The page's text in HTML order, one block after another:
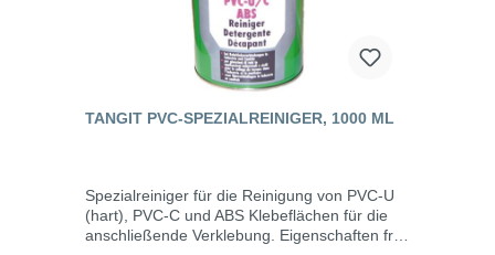
TANGIT PVC-SPEZIALREINIGER, 1000 ML
Spezialreiniger für die Reinigung von PVC-U
(hart), PVC-C und ABS Klebeflächen für die
anschließende Verklebung. Eigenschaften frei